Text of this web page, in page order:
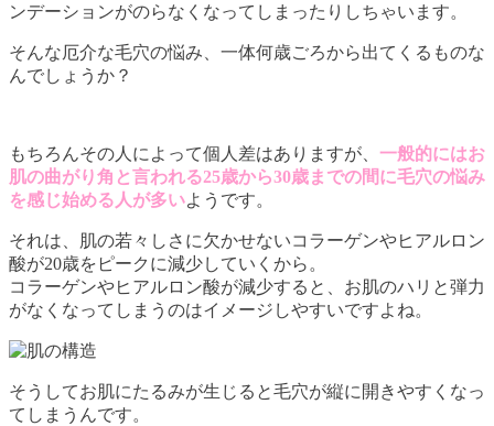
ンデーションがのらなくなってしまったりしちゃいます。
そんな厄介な毛穴の悩み、一体何歳ごろから出てくるものな
んでしょうか？
もちろんその人によって個人差はありますが、 一般的にはお
肌の曲がり角と言われる25歳から30歳までの間に毛穴の悩み
を感じ始める人が多いようです。
それは、肌の若々しさに欠かせないコラーゲンやヒアルロン
酸が20歳をピークに減少していくから。
コラーゲンやヒアルロン酸が減少すると、お肌のハリと弾力
がなくなってしまうのはイメージしやすいですよね。
そうしてお肌にたるみが生じると毛穴が縦に開きやすくなっ
てしまうんです。